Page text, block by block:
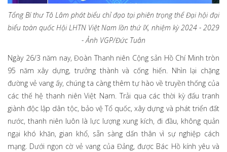
Tổng Bí thư Tô Lâm phát biểu chỉ đạo tại phiên trọng thể Đại hội đại
biểu toàn quốc Hội LHTN Việt Nam lần thứ IX, nhiệm kỳ 2024 - 2029
- Ảnh VGP/Đức Tuân
Ngày 26/3 năm nay, Đoàn Thanh niên Cộng sản Hồ Chí Minh tròn
95 năm xây dựng, trưởng thành và cống hiến. Nhìn lại chặng
đường vẻ vang ấy, chúng ta càng thêm tự hào về truyền thống của
các thế hệ thanh niên Việt Nam. Trải qua các thời kỳ đấu tranh
giành độc lập dân tộc, bảo vệ Tổ quốc, xây dựng và phát triển đất
nước, thanh niên luôn là lực lượng xung kích, đi đầu, không quản
ngại khó khăn, gian khổ, sẵn sàng dấn thân vì sự nghiệp cách
mạng. Dưới ngọn cờ vẻ vang của Đảng, được Bác Hồ kính yêu và